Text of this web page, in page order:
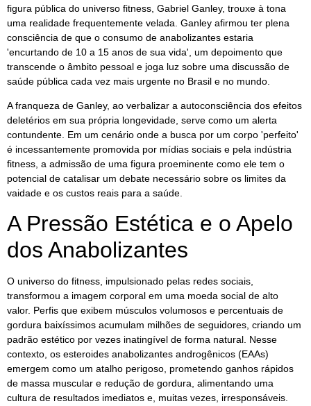
figura pública do universo fitness, Gabriel Ganley, trouxe à tona
uma realidade frequentemente velada. Ganley afirmou ter plena
consciência de que o consumo de anabolizantes estaria
'encurtando de 10 a 15 anos de sua vida', um depoimento que
transcende o âmbito pessoal e joga luz sobre uma discussão de
saúde pública cada vez mais urgente no Brasil e no mundo.
A franqueza de Ganley, ao verbalizar a autoconsciência dos efeitos
deletérios em sua própria longevidade, serve como um alerta
contundente. Em um cenário onde a busca por um corpo 'perfeito'
é incessantemente promovida por mídias sociais e pela indústria
fitness, a admissão de uma figura proeminente como ele tem o
potencial de catalisar um debate necessário sobre os limites da
vaidade e os custos reais para a saúde.
A Pressão Estética e o Apelo
dos Anabolizantes
O universo do fitness, impulsionado pelas redes sociais,
transformou a imagem corporal em uma moeda social de alto
valor. Perfis que exibem músculos volumosos e percentuais de
gordura baixíssimos acumulam milhões de seguidores, criando um
padrão estético por vezes inatingível de forma natural. Nesse
contexto, os esteroides anabolizantes androgênicos (EAAs)
emergem como um atalho perigoso, prometendo ganhos rápidos
de massa muscular e redução de gordura, alimentando uma
cultura de resultados imediatos e, muitas vezes, irresponsáveis.